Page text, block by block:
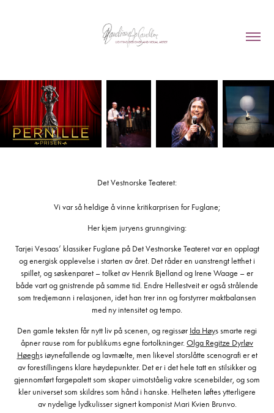
Det Vestnorske Teateret:
Vi var så heldige å vinne kritikarprisen for Fuglane;
Her kjem juryens grunngiving:
Tarjei Vesaas’ klassiker Fuglane på Det Vestnorske Teateret var en opplagt
og energisk opplevelse i starten av året. Det råder en uanstrengt letthet i
spillet, og søskenparet – tolket av Henrik Bjelland og Irene Waage – er
både vart og gnistrende på samme tid. Endre Hellestveit er også strålende
som tredjemann i relasjonen, idet han trer inn og forstyrrer maktbalansen
med ny intensitet og tempo.
Den gamle teksten får nytt liv på scenen, og regissør Ida Høys smarte regi
åpner rause rom for publikums egne fortolkninger.Olga Regitze Dyrløv
Høeghs iøynefallende og lavmælte, men likevel storslåtte scenografi er et
av forestillingens klare høydepunkter. Det er i det hele tatt en stilsikker og
gjennomført fargepalett som skaper uimotståelig vakre scenebilder, og som
kler universet som skildres som hånd i hanske. Helheten løftes ytterligere
av nydelige lydkulisser signert komponist Mari Kvien Brunvo.